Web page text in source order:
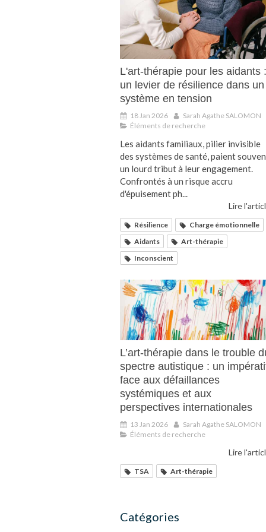
L'art-thérapie pour les aidants :
un levier de résilience dans un
système en tension
18 Jan 2026
Sarah Agathe SALOMON
Éléments de recherche
Les aidants familiaux, pilier invisible
des systèmes de santé, paient
un lourd tribut à leur engagement.
Confrontés à un risque accru
d'épuisement ph...
Lire
Résilience
Charge émotionnelle
Aidants
Art-thérapie
Inconscient
L’art-thérapie dans le trouble
spectre autistique : un
face aux défaillances
systémiques et aux
perspectives internationales
13 Jan 2026
Sarah Agathe SALOMON
Éléments de recherche
Lire
TSA Art-thérapie
Catégories